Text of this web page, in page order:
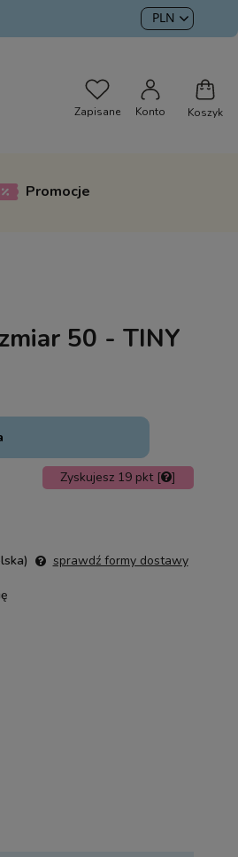
Promocje
50 - TINY
Zyskujesz 19 pkt [ ]
sprawdź formy dostawy